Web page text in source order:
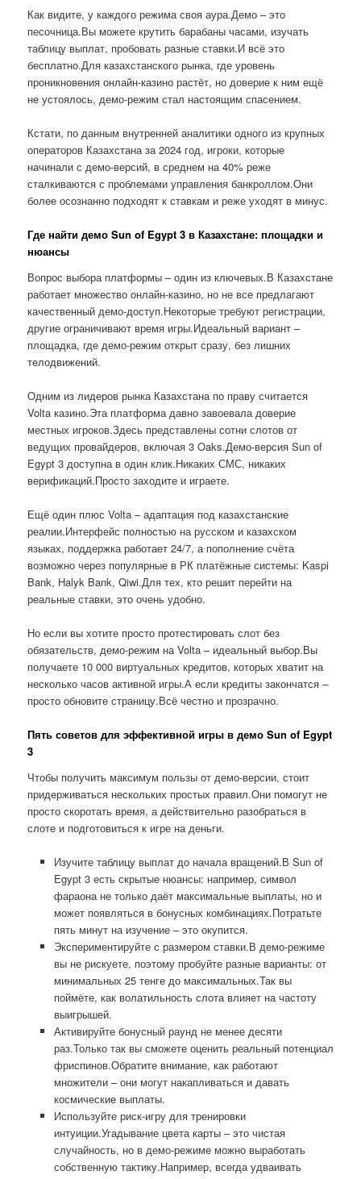
Как видите, у каждого режима своя аура.Демо – это
песочница.Вы можете крутить барабаны часами, изучать
таблицу выплат, пробовать разные ставки.И всё это
бесплатно.Для казахстанского рынка, где уровень
проникновения онлайн-казино растёт, но доверие к ним ещё
не устоялось, демо-режим стал настоящим спасением.
Кстати, по данным внутренней аналитики одного из крупных
операторов Казахстана за 2024 год, игроки, которые
начинали с демо-версий, в среднем на 40% реже
сталкиваются с проблемами управления банкроллом.Они
более осознанно подходят к ставкам и реже уходят в минус.
Где найти демо Sun of Egypt 3 в Казахстане: площадки и
нюансы
Вопрос выбора платформы – один из ключевых.В Казахстане
работает множество онлайн-казино, но не все предлагают
качественный демо-доступ.Некоторые требуют регистрации,
другие ограничивают время игры.Идеальный вариант –
площадка, где демо-режим открыт сразу, без лишних
телодвижений.
Одним из лидеров рынка Казахстана по праву считается
Volta казино.Эта платформа давно завоевала доверие
местных игроков.Здесь представлены сотни слотов от
ведущих провайдеров, включая 3 Oaks.Демо-версия Sun of
Egypt 3 доступна в один клик.Никаких СМС, никаких
верификаций.Просто заходите и играете.
Ещё один плюс Volta – адаптация под казахстанские
реалии.Интерфейс полностью на русском и казахском
языках, поддержка работает 24/7, а пополнение счёта
возможно через популярные в РК платёжные системы: Kaspi
Bank, Halyk Bank, Qiwi.Для тех, кто решит перейти на
реальные ставки, это очень удобно.
Но если вы хотите просто протестировать слот без
обязательств, демо-режим на Volta – идеальный выбор.Вы
получаете 10 000 виртуальных кредитов, которых хватит на
несколько часов активной игры.А если кредиты закончатся –
просто обновите страницу.Всё честно и прозрачно.
Пять советов для эффективной игры в демо Sun of Egypt
3
Чтобы получить максимум пользы от демо-версии, стоит
придерживаться нескольких простых правил.Они помогут не
просто скоротать время, а действительно разобраться в
слоте и подготовиться к игре на деньги.
Изучите таблицу выплат до начала вращений.В Sun of
Egypt 3 есть скрытые нюансы: например, символ
фараона не только даёт максимальные выплаты, но и
может появляться в бонусных комбинациях.Потратьте
пять минут на изучение – это окупится.
Экспериментируйте с размером ставки.В демо-режиме
вы не рискуете, поэтому пробуйте разные варианты: от
минимальных 25 тенге до максимальных.Так вы
поймёте, как волатильность слота влияет на частоту
выигрышей.
Активируйте бонусный раунд не менее десяти
раз.Только так вы сможете оценить реальный потенциал
фриспинов.Обратите внимание, как работают
множители – они могут накапливаться и давать
космические выплаты.
Используйте риск-игру для тренировки
интуиции.Угадывание цвета карты – это чистая
случайность, но в демо-режиме можно выработать
собственную тактику.Например, всегда удваивать